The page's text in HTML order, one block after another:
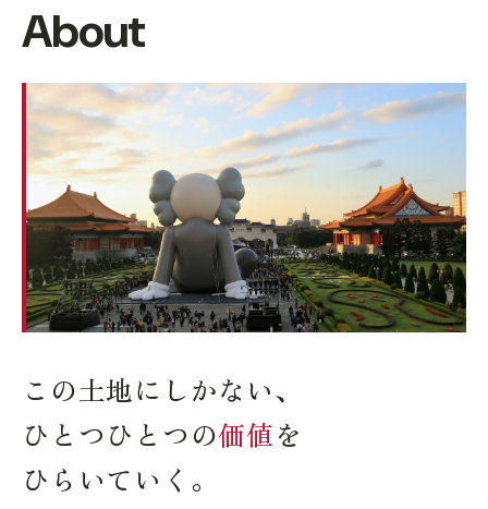
About
この土地にしかない、
ひとつひとつの価値を
ひらいていく。